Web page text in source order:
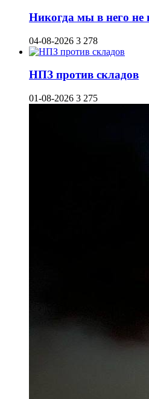
Никогда мы в него не
04-08-2026 3 278
НПЗ против складов
01-08-2026 3 275